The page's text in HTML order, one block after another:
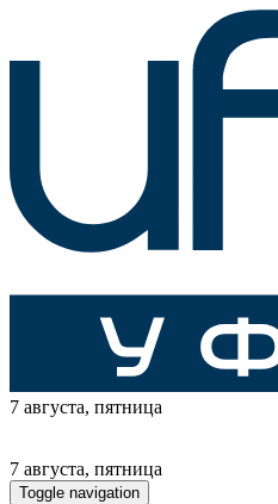
7 августа, пятница
7 августа, пятница
Toggle navigation